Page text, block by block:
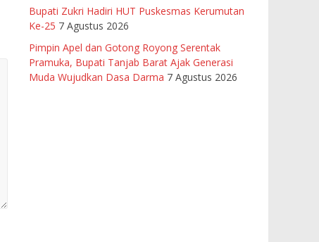
Bupati Zukri Hadiri HUT Puskesmas Kerumutan
Ke-25 7 Agustus 2026
Pimpin Apel dan Gotong Royong Serentak
Pramuka, Bupati Tanjab Barat Ajak Generasi
Muda Wujudkan Dasa Darma 7 Agustus 2026